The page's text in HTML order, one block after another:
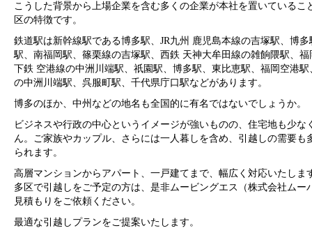
こうした背景から上場企業を含む多くの企業が本社を置いているこ
区の特徴です。
鉄道駅は新幹線駅である博多駅、JR九州 鹿児島本線の吉塚駅、博多
駅、南福岡駅、篠栗線の吉塚駅、西鉄 天神大牟田線の雑餉隈駅、福
下鉄 空港線の中洲川端駅、祇園駅、博多駅、東比恵駅、福岡空港駅
の中洲川端駅、呉服町駅、千代県庁口駅などがあります。
博多のほか、中州などの地名も全国的に有名ではないでしょうか。
ビジネスや行政の中心というイメージが強いものの、住宅地も少な
ん。ご家族やカップル、さらには一人暮しを含め、引越しの需要も
られます。
高層マンションからアパート、一戸建てまで、幅広く対応いたしま
多区で引越しをご予定の方は、是非ムービングエス（株式会社ムー
見積もりをご依頼ください。
最適な引越しプランをご提案いたします。